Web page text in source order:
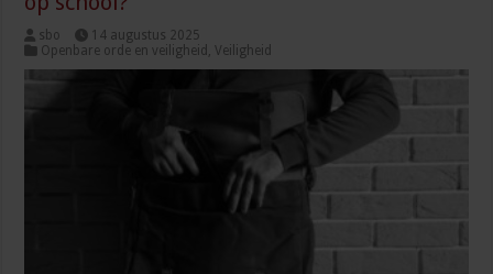
sbo
14 augustus 2025
Openbare orde en veiligheid ,Veiligheid